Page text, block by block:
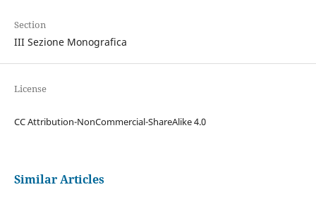
Section
III Sezione Monografica
License
CC Attribution-NonCommercial-ShareAlike 4.0
Similar Articles